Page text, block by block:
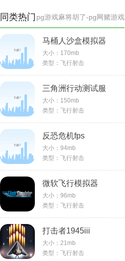
pg游戏麻将胡了-pg网赌游戏
同类热门
马桶人沙盒模拟器
大小： 170mb
类型： 飞行射击
三角洲行动测试服
大小： 150mb
类型： 飞行射击
反恐危机fps
commando
大小： 94mb
类型： 飞行射击
微软飞行模拟器
大小： 96mb
类型： 飞行射击
打击者1945iii
大小： 21mb
类型： 飞行射击